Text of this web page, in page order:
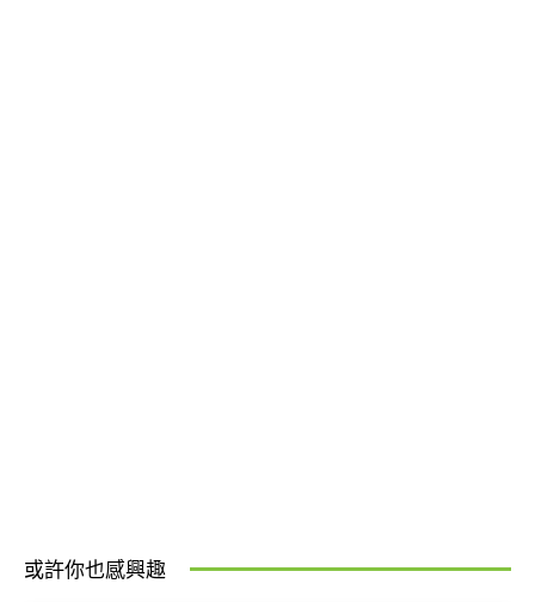
或許你也感興趣